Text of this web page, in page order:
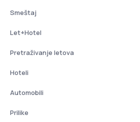
Smeštaj
Let+Hotel
Pretraživanje letova
Hoteli
Automobili
Prilike